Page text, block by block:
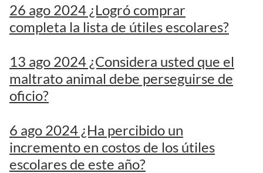
26 ago 2024 ¿Logró comprar
completa la lista de útiles escolares?
13 ago 2024 ¿Considera usted que el
maltrato animal debe perseguirse de
oficio?
6 ago 2024 ¿Ha percibido un
incremento en costos de los útiles
escolares de este año?